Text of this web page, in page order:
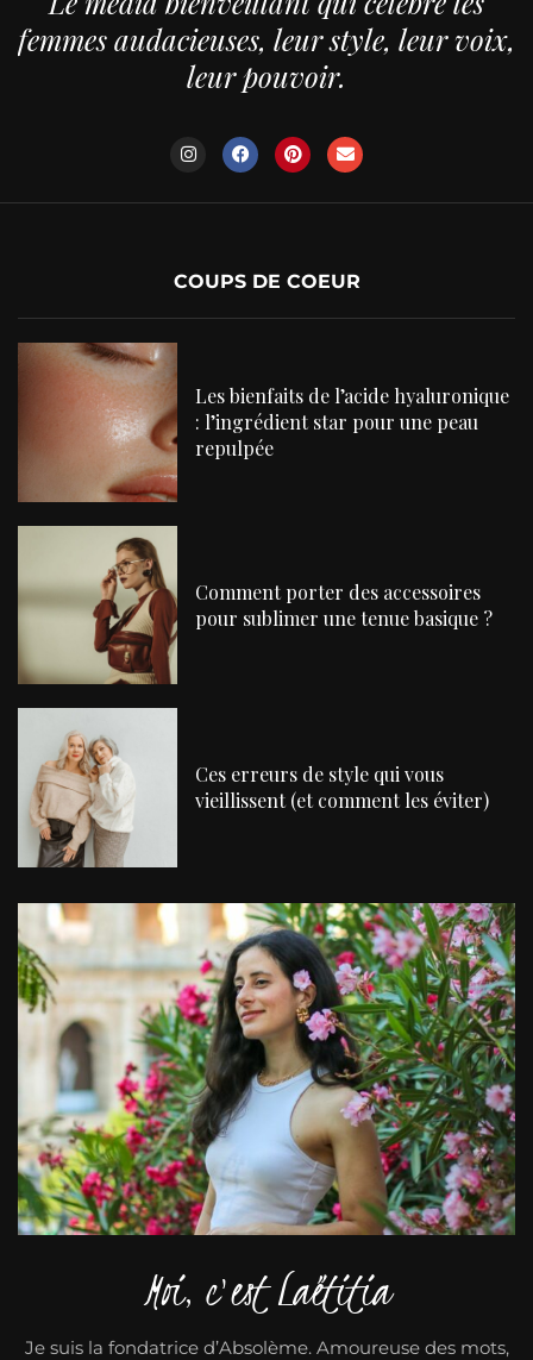
femmes audacieuses, leur style, leur voix,
leur pouvoir.
COUPS DE COEUR
Les bienfaits de l’acide hyaluronique
: l’ingrédient star pour une peau
repulpée
Comment porter des accessoires
pour sublimer une tenue basique ?
Ces erreurs de style qui vous
vieillissent (et comment les éviter)
Moi, c'est Laëtitia
Je suis la fondatrice d’Absolème. Amoureuse des mots,